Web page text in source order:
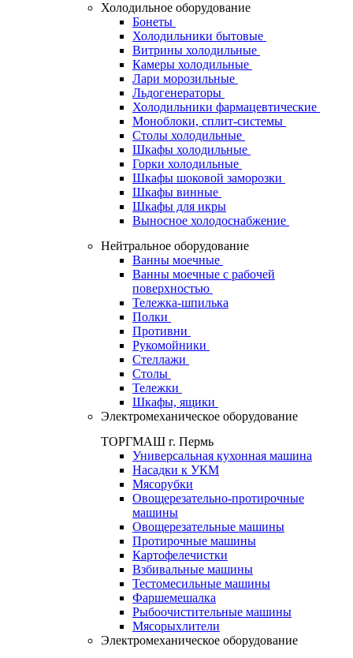
Холодильное оборудование
Бонеты
Холодильники бытовые
Витрины холодильные
Камеры холодильные
Лари морозильные
Льдогенераторы
Холодильники фармацевтические
Моноблоки, сплит-системы
Столы холодильные
Шкафы холодильные
Горки холодильные
Шкафы шоковой заморозки
Шкафы винные
Шкафы для икры
Выносное холодоснабжение
Нейтральное оборудование
Ванны моечные
Ванны моечные с рабочей
поверхностью
Тележка-шпилька
Полки
Противни
Рукомойники
Стеллажи
Столы
Тележки
Шкафы, ящики
Электромеханическое оборудование
ТОРГМАШ г. Пермь
Универсальная кухонная машина
Насадки к УКМ
Мясорубки
Овощерезательно-протирочные
машины
Овощерезательные машины
Протирочные машины
Картофелечистки
Взбивальные машины
Тестомесильные машины
Фаршемешалка
Рыбоочистительные машины
Мясорыхлители
Электромеханическое оборудование